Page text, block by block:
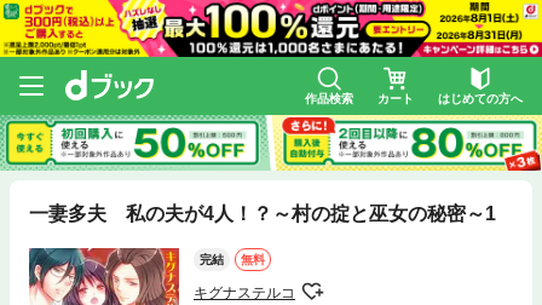
作品検索 カート はじめての方へ
一妻多夫 私の夫が4人！？～村の掟と巫女の秘密～1
完結 無料
キグナステルコ